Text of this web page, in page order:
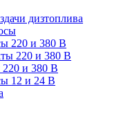
дизтоплива
220 и 380 В
220 и 380 В
и 380 В
12 и 24 В